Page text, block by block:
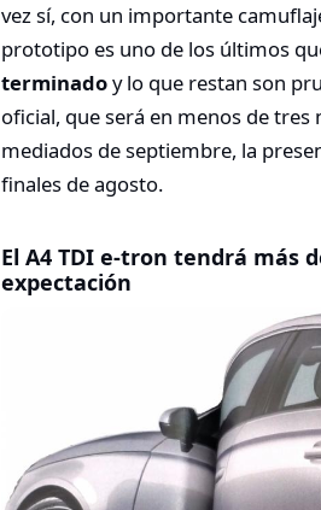
vez sí, con un importante
prototipo es uno de los últimos
terminadoy lo que restan son
oficial, que será en menos de
mediados de septiembre, la
finales de agosto.
El A4 TDI e-tron tendrá más
expectación